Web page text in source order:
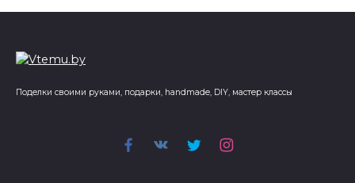
Поделки своими руками, подарки, handmade, DIY, мастер классы